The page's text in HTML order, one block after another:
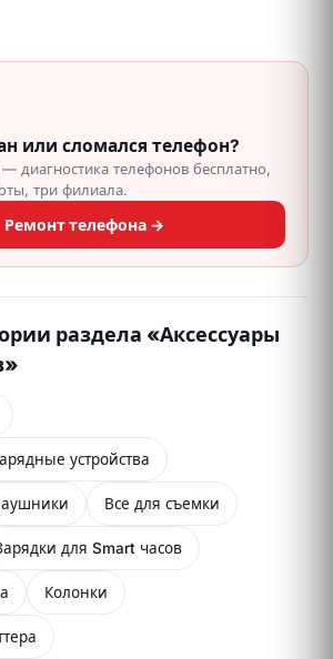
или сломался телефон?
диагностика телефонов бесплатно,
три филиала.
Ремонт телефона →
раздела «Аксессуары
устройства
Все для съемки
для Smart часов
Колонки